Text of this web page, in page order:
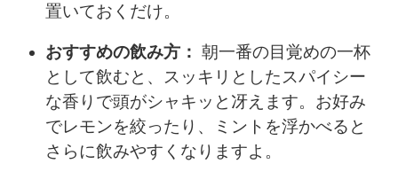
置いておくだけ。
おすすめの飲み方： 朝一番の目覚めの一杯
として飲むと、スッキリとしたスパイシー
な香りで頭がシャキッと冴えます。お好み
でレモンを絞ったり、ミントを浮かべると
さらに飲みやすくなりますよ。